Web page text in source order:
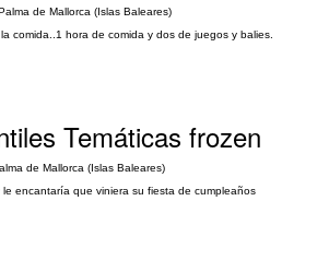
de Mallorca (Islas Baleares)
comida..1 hora de comida y dos de juegos y balies.
Temáticas frozen
de Mallorca (Islas Baleares)
encantaría que viniera su fiesta de cumpleaños